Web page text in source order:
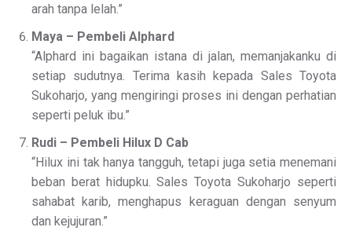
arah tanpa lelah.”
Maya – Pembeli Alphard
“Alphard ini bagaikan istana di jalan, memanjakanku di
setiap sudutnya. Terima kasih kepada Sales Toyota
Sukoharjo, yang mengiringi proses ini dengan perhatian
seperti peluk ibu.”
Rudi – Pembeli Hilux D Cab
“Hilux ini tak hanya tangguh, tetapi juga setia menemani
beban berat hidupku. Sales Toyota Sukoharjo seperti
sahabat karib, menghapus keraguan dengan senyum
dan kejujuran.”